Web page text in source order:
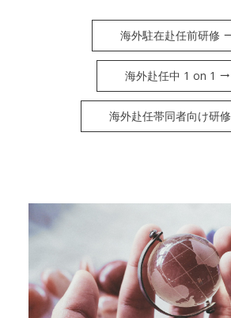
海外駐在赴任前研修
海外赴任中 1 on 1
海外赴任帯同者向け研修